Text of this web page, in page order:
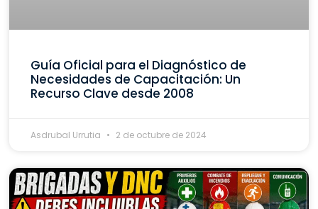
Guía Oficial para el Diagnóstico de
Necesidades de Capacitación: Un
Recurso Clave desde 2008
Asdrubal Urrutia 2 de octubre de 2024